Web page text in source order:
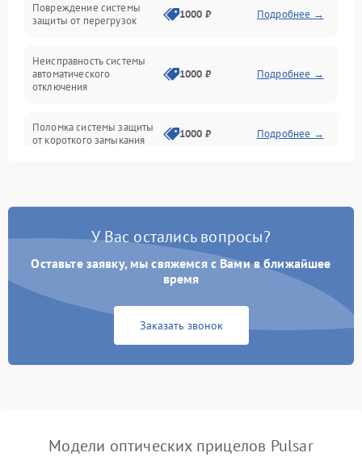
Электропитание
Механика
Корпус/Герметичность
Повреждение системы
защиты от перегрузок
1000 ₽ Подробнее →
Неисправность системы
автоматического
отключения
1000 ₽ Подробнее →
Поломка системы защиты
от короткого замыкания
1000 ₽ Подробнее →
Неисправность системы
перенапряжения
1000 ₽ Подробнее →
Неисправность системы
защиты от замыкания
1000 ₽
защиты от перегрева
У Вас остались вопросы?
Оставьте заявку, мы свяжемся с Вами в ближайшее
время
Заказать звонок
Модели оптических прицелов Pulsar